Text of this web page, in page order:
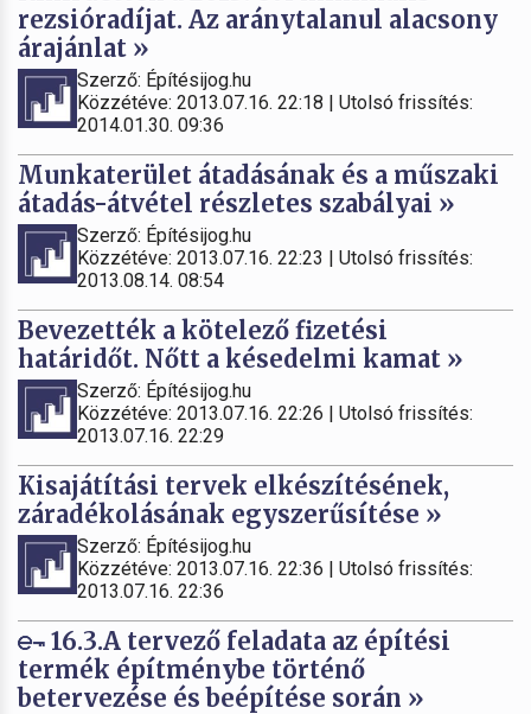
rezsióradíjat. Az aránytalanul alacsony
árajánlat »
Szerző: Építésijog.hu
Közzétéve: 2013.07.16. 22:18 | Utolsó frissítés:
2014.01.30. 09:36
Munkaterület átadásának és a műszaki
átadás-átvétel részletes szabályai »
Szerző: Építésijog.hu
Közzétéve: 2013.07.16. 22:23 | Utolsó frissítés:
2013.08.14. 08:54
Bevezették a kötelező fizetési
határidőt. Nőtt a késedelmi kamat »
Szerző: Építésijog.hu
Közzétéve: 2013.07.16. 22:26 | Utolsó frissítés:
2013.07.16. 22:29
Kisajátítási tervek elkészítésének,
záradékolásának egyszerűsítése »
Szerző: Építésijog.hu
Közzétéve: 2013.07.16. 22:36 | Utolsó frissítés:
2013.07.16. 22:36
16.3.A tervező feladata az építési
termék építménybe történő
betervezése és beépítése során »